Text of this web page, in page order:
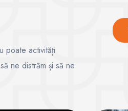
poate activități
ne distrăm și să ne